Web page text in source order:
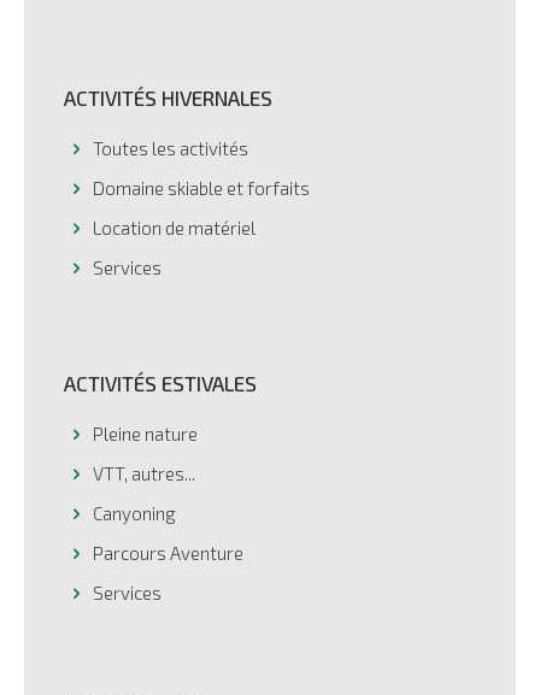
ACTIVITÉS HIVERNALES
Toutes les activités
Domaine skiable et forfaits
Location de matériel
Services
ACTIVITÉS ESTIVALES
Pleine nature
VTT, autres...
Canyoning
Parcours Aventure
Services